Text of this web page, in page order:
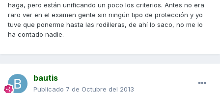
haga, pero están unificando un poco los criterios. Antes no era
raro ver en el examen gente sin ningún tipo de protección y yo
tuve que ponerme hasta las rodilleras, de ahí lo saco, no me lo
ha contado nadie.
bautis
Publicado 7 de Octubre del 2013